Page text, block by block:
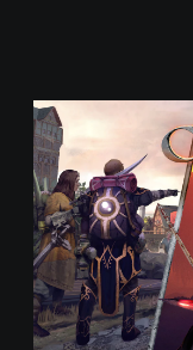
O
u
t
w
a
r
d
:
T
h
e